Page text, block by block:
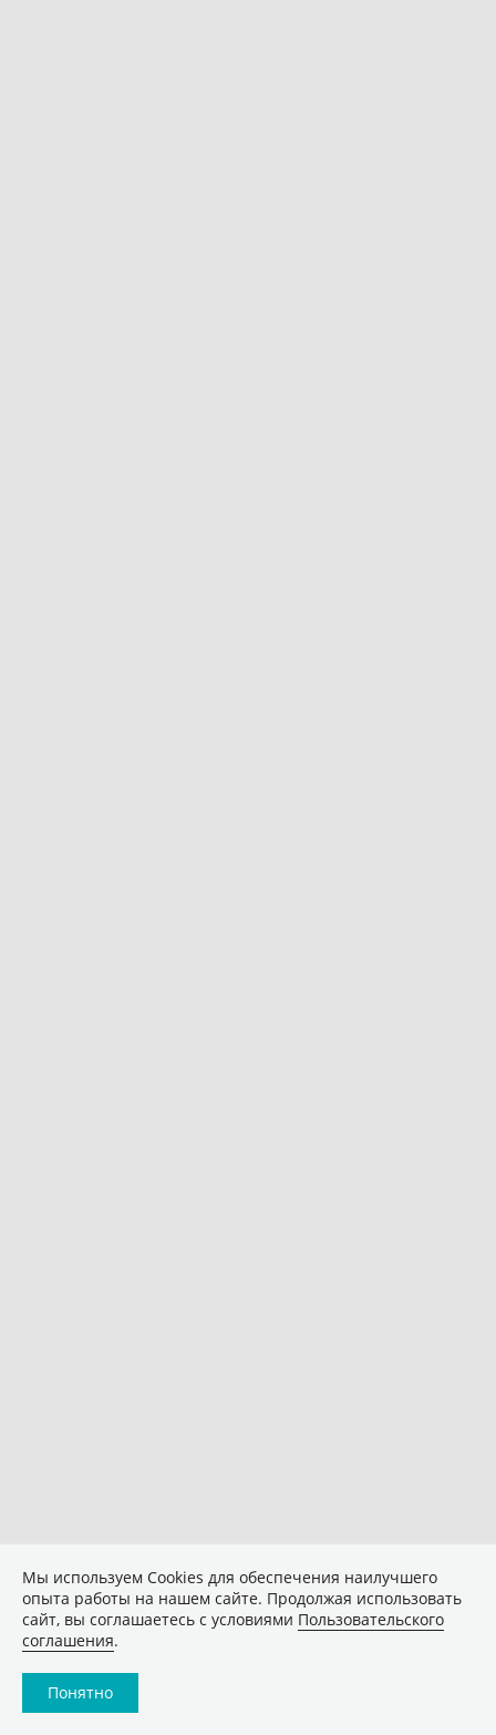
Мы используем Сookies для обеспечения наилучшего
опыта работы на нашем сайте. Продолжая использовать
сайт, вы соглашаетесь с условиями Пользовательского
соглашения.
Понятно